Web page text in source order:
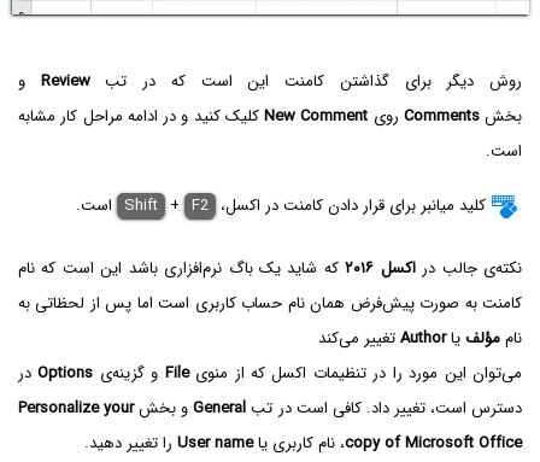
روش دیگر برای گذاشتن کامنت این است که در تبReview و
بخشComments روی New Commentکلیک کنید و در ادامه مراحل کار مشابه
است.
کلید میانبر برای قرار دادن کامنت در اکسل، Shift + F2 است.
نکته‌ی جالب دراکسل ۲۰۱۶
که شاید یک باگ نرم‌افزاری باشد این است که نام
کامنت به صورت پیش‌فرض همان نام حساب کاربری است اما پس از لحظاتی به
ناممؤلفیاAuthorتغییر می‌کند
می‌توان این مورد را در تنظیمات اکسل که از منویFile و گزینه‌ی Optionsدر
دسترس است، تغییر داد. کافی است در تبGeneralو بخشPersonalize your
copy of Microsoft Office، نام کاربری یاUser name را تغییر دهید.